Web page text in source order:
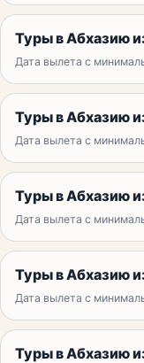
Туры в Абхазию
Дата вылета с
Туры в Абхазию
Дата вылета с
Туры в Абхазию
Дата вылета с
Туры в Абхазию
Дата вылета с
Туры в Абхазию